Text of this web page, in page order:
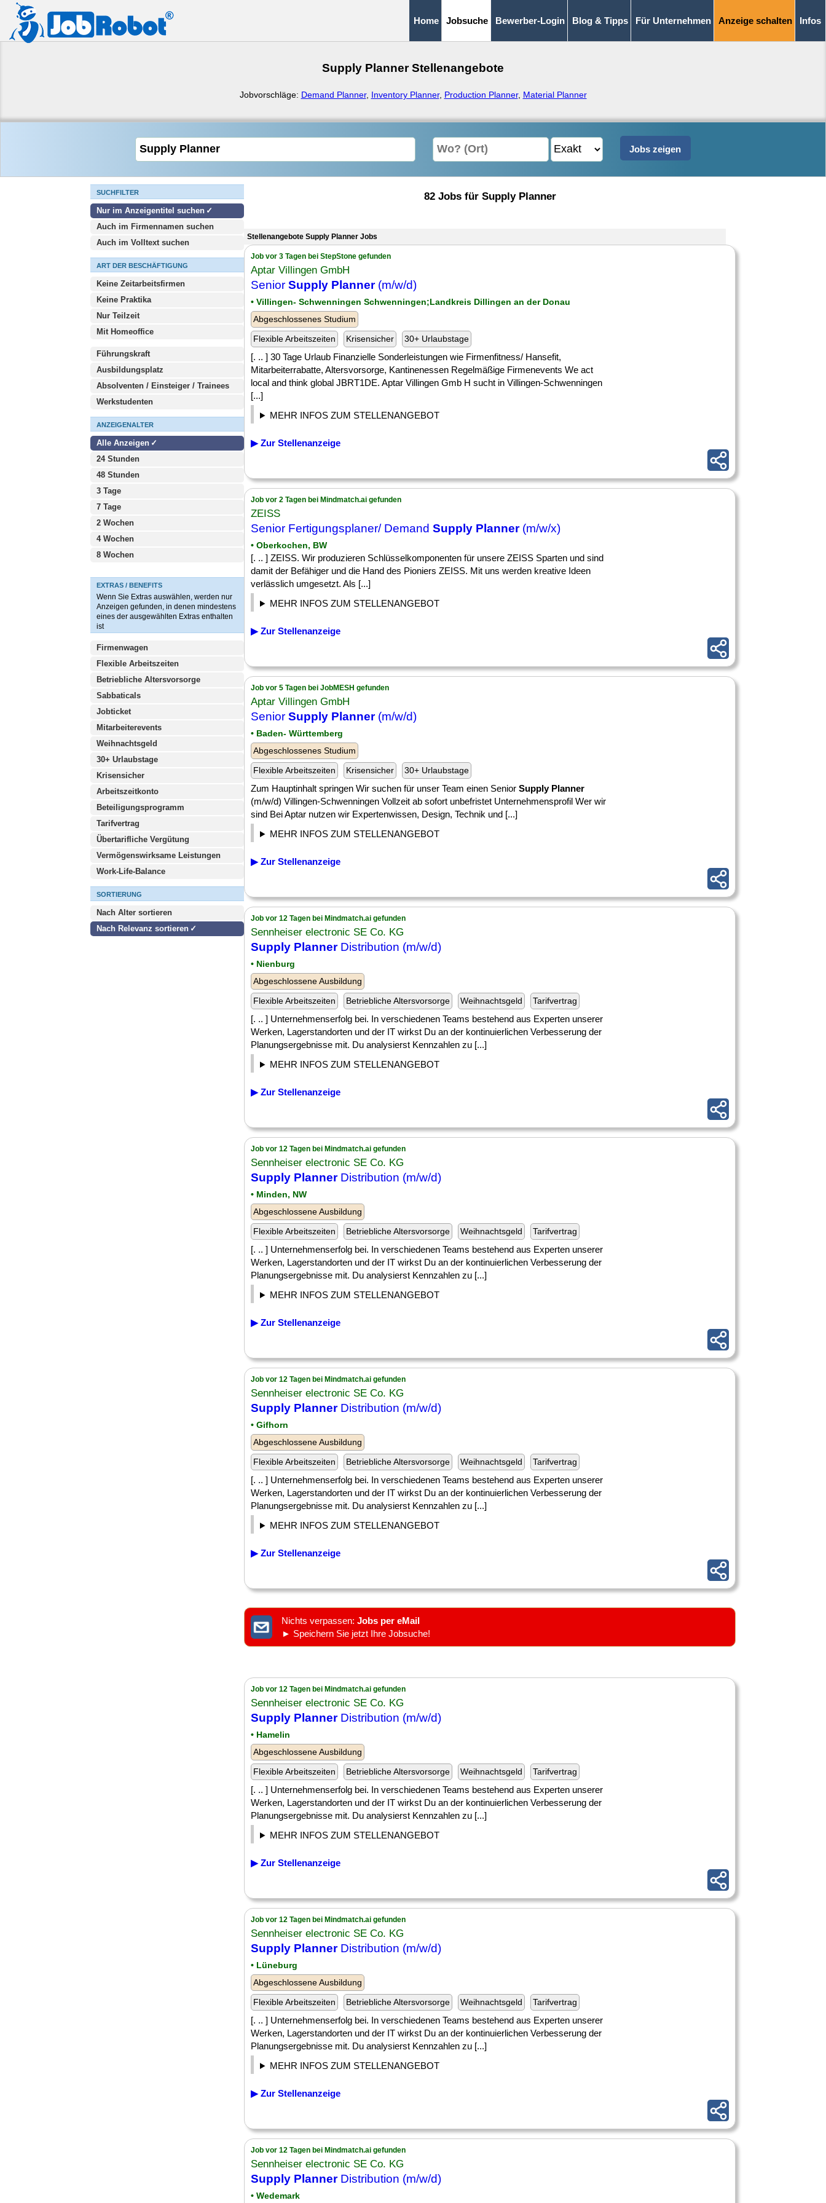
Home Jobsuche Bewerber-Login Blog & Tipps Für Unternehmen Anzeige schalten Infos
Supply Planner Stellenangebote
Jobvorschläge: Demand Planner, Inventory Planner, Production Planner, Material Planner
SUCHFILTER
Nur im Anzeigentitel suchen
Auch im Firmennamen suchen
Auch im Volltext suchen
ART DER BESCHÄFTIGUNG
Keine Zeitarbeitsfirmen
Keine Praktika
Nur Teilzeit
Mit Homeoffice
Führungskraft
Ausbildungsplatz
Absolventen / Einsteiger / Trainees
Werkstudenten
ANZEIGENALTER
Alle Anzeigen
24 Stunden
48 Stunden
3 Tage
7 Tage
2 Wochen
4 Wochen
8 Wochen
EXTRAS / BENEFITS
Wenn Sie Extras auswählen, werden nur
Anzeigen gefunden, in denen mindestens
eines der ausgewählten Extras enthalten
ist
Firmenwagen
Flexible Arbeitszeiten
Betriebliche Altersvorsorge
Sabbaticals
Jobticket
Mitarbeiterevents
Weihnachtsgeld
30+ Urlaubstage
Krisensicher
Arbeitszeitkonto
Beteiligungsprogramm
Tarifvertrag
Übertarifliche Vergütung
Vermögenswirksame Leistungen
Work-Life-Balance
SORTIERUNG
Nach Alter sortieren
Nach Relevanz sortieren
82 Jobs für Supply Planner
Stellenangebote Supply Planner Jobs
Job vor 3 Tagen bei StepStone gefunden
Aptar Villingen GmbH
Senior Supply Planner(m/w/d)
• Villingen- Schwenningen Schwenningen;Landkreis Dillingen an der Donau
Abgeschlossenes Studium
Flexible Arbeitszeiten
Krisensicher 30+ Urlaubstage
[. .. ] 30 Tage Urlaub Finanzielle Sonderleistungen wie Firmenfitness/ Hansefit,
Mitarbeiterrabatte, Altersvorsorge, Kantinenessen Regelmäßige Firmenevents We act
local and think global JBRT1DE. Aptar Villingen Gmb H sucht in Villingen-Schwenningen
[...]
MEHR INFOS ZUM STELLENANGEBOT
▶ Zur Stellenanzeige
Job vor 2 Tagen bei Mindmatch.ai gefunden
ZEISS
Senior Fertigungsplaner/ Demand Supply Planner(m/w/x)
• Oberkochen, BW
[. .. ] ZEISS. Wir produzieren Schlüsselkomponenten für unsere ZEISS Sparten und sind
damit der Befähiger und die Hand des Pioniers ZEISS. Mit uns werden kreative Ideen
verlässlich umgesetzt. Als [...]
MEHR INFOS ZUM STELLENANGEBOT
▶ Zur Stellenanzeige
Job vor 5 Tagen bei JobMESH gefunden
Aptar Villingen GmbH
Senior Supply Planner(m/w/d)
• Baden- Württemberg
Abgeschlossenes Studium
Flexible Arbeitszeiten
Krisensicher 30+ Urlaubstage
Zum Hauptinhalt springen Wir suchen für unser Team einen Senior Supply Planner
(m/w/d) Villingen-Schwenningen Vollzeit ab sofort unbefristet Unternehmensprofil Wer wir
sind Bei Aptar nutzen wir Expertenwissen, Design, Technik und [...]
MEHR INFOS ZUM STELLENANGEBOT
▶ Zur Stellenanzeige
Job vor 12 Tagen bei Mindmatch.ai gefunden
Sennheiser electronic SE Co. KG
Supply PlannerDistribution (m/w/d)
• Nienburg
Abgeschlossene Ausbildung
Flexible Arbeitszeiten
Betriebliche Altersvorsorge Weihnachtsgeld Tarifvertrag
[. .. ] Unternehmenserfolg bei. In verschiedenen Teams bestehend aus Experten unserer
Werken, Lagerstandorten und der IT wirkst Du an der kontinuierlichen Verbesserung der
Planungsergebnisse mit. Du analysierst Kennzahlen zu [...]
MEHR INFOS ZUM STELLENANGEBOT
▶ Zur Stellenanzeige
Job vor 12 Tagen bei Mindmatch.ai gefunden
Sennheiser electronic SE Co. KG
Supply PlannerDistribution (m/w/d)
• Minden, NW
Abgeschlossene Ausbildung
Flexible Arbeitszeiten
Betriebliche Altersvorsorge Weihnachtsgeld Tarifvertrag
[. .. ] Unternehmenserfolg bei. In verschiedenen Teams bestehend aus Experten unserer
Werken, Lagerstandorten und der IT wirkst Du an der kontinuierlichen Verbesserung der
Planungsergebnisse mit. Du analysierst Kennzahlen zu [...]
MEHR INFOS ZUM STELLENANGEBOT
▶ Zur Stellenanzeige
Job vor 12 Tagen bei Mindmatch.ai gefunden
Sennheiser electronic SE Co. KG
Supply PlannerDistribution (m/w/d)
• Gifhorn
Abgeschlossene Ausbildung
Flexible Arbeitszeiten
Betriebliche Altersvorsorge Weihnachtsgeld Tarifvertrag
[. .. ] Unternehmenserfolg bei. In verschiedenen Teams bestehend aus Experten unserer
Werken, Lagerstandorten und der IT wirkst Du an der kontinuierlichen Verbesserung der
Planungsergebnisse mit. Du analysierst Kennzahlen zu [...]
MEHR INFOS ZUM STELLENANGEBOT
▶ Zur Stellenanzeige
Nichts verpassen: Jobs per eMail
► Speichern Sie jetzt Ihre Jobsuche!
Job vor 12 Tagen bei Mindmatch.ai gefunden
Sennheiser electronic SE Co. KG
Supply PlannerDistribution (m/w/d)
• Hamelin
Abgeschlossene Ausbildung
Flexible Arbeitszeiten
Betriebliche Altersvorsorge Weihnachtsgeld Tarifvertrag
[. .. ] Unternehmenserfolg bei. In verschiedenen Teams bestehend aus Experten unserer
Werken, Lagerstandorten und der IT wirkst Du an der kontinuierlichen Verbesserung der
Planungsergebnisse mit. Du analysierst Kennzahlen zu [...]
MEHR INFOS ZUM STELLENANGEBOT
▶ Zur Stellenanzeige
Job vor 12 Tagen bei Mindmatch.ai gefunden
Sennheiser electronic SE Co. KG
Supply PlannerDistribution (m/w/d)
• Lüneburg
Abgeschlossene Ausbildung
Flexible Arbeitszeiten
Betriebliche Altersvorsorge Weihnachtsgeld Tarifvertrag
[. .. ] Unternehmenserfolg bei. In verschiedenen Teams bestehend aus Experten unserer
Werken, Lagerstandorten und der IT wirkst Du an der kontinuierlichen Verbesserung der
Planungsergebnisse mit. Du analysierst Kennzahlen zu [...]
MEHR INFOS ZUM STELLENANGEBOT
▶ Zur Stellenanzeige
Job vor 12 Tagen bei Mindmatch.ai gefunden
Sennheiser electronic SE Co. KG
Supply PlannerDistribution (m/w/d)
• Wedemark